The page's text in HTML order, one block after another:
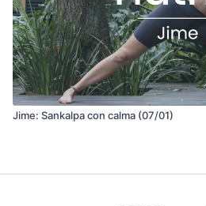
Jime: Sankalpa con calma (07/01)